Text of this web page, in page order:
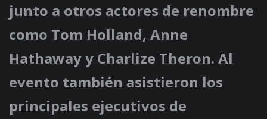
junto a otros actores de renombre
como Tom Holland, Anne
Hathaway y Charlize Theron. Al
evento también asistieron los
principales ejecutivos de